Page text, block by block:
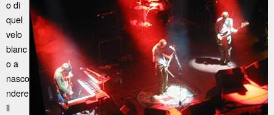
o di
quel
velo
bianc
o a
nasco
ndere
il